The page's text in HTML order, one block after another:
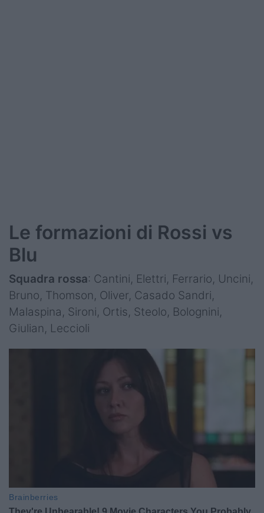
Le formazioni di Rossi vs
Blu
Squadra rossa: Cantini, Elettri, Ferrario, Uncini,
Bruno, Thomson, Oliver, Casado Sandri,
Malaspina, Sironi, Ortis, Steolo, Bolognini,
Giulian, Leccioli